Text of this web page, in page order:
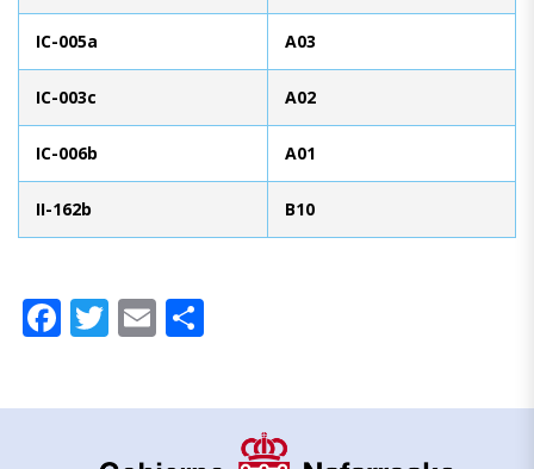
IC-005a A03
IC-003c A02
IC-006b A01
II-162b B10
Facebook
Twitter
Email